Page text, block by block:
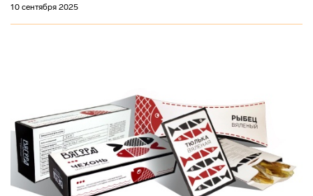
10 сентября 2025